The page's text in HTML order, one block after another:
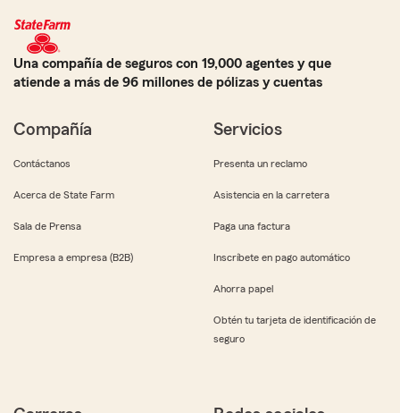
Una compañía de seguros con 19,000 agentes y que
atiende a más de 96 millones de pólizas y cuentas
Compañía
Contáctanos
Acerca de State Farm
Sala de Prensa
Empresa a empresa (B2B)
Servicios
Presenta un reclamo
Asistencia en la carretera
Paga una factura
Inscríbete en pago automático
Ahorra papel
Obtén tu tarjeta de identificación de
seguro